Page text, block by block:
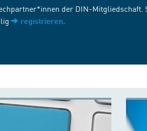
der DIN-Mitgliedschaft.
registrieren